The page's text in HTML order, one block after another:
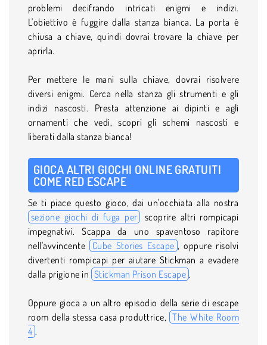
problemi decifrando intricati enigmi e indizi.
L'obiettivo è fuggire dalla stanza bianca. La porta è
chiusa a chiave, quindi dovrai trovare la chiave per
aprirla.
Per mettere le mani sulla chiave, dovrai risolvere
diversi enigmi. Cerca nella stanza gli strumenti e gli
indizi nascosti. Presta attenzione ai dipinti e agli
ornamenti che vedi, scopri gli schemi nascosti e
liberati dalla stanza bianca!
GIOCA ALTRI GIOCHI ONLINE GRATUITI
COME RED ESCAPE
Se ti piace questo gioco, dai un'occhiata alla nostra
sezione giochi di fuga per
scoprire altri rompicapi
impegnativi. Scappa da uno spaventoso rapitore
nell'avvincente
Cube Stories Escape , oppure risolvi
divertenti rompicapi per aiutare Stickman a evadere
dalla prigione in Stickman Prison Escape .
Oppure gioca a un altro episodio della serie di escape
room della stessa casa produttrice, The White Room
4 .